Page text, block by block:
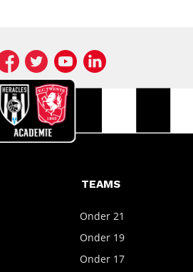
TEAMS
Onder 21
Onder 19
Onder 17